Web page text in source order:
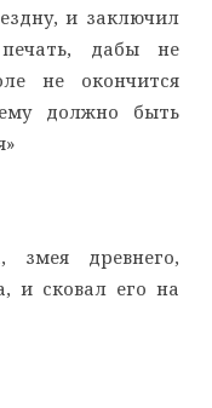
и заключил
дабы не
не окончится
должно быть
древнего,
и сковал его на